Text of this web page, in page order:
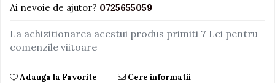
De plus
Fotolii gonflabile
Ai nevoie de ajutor? 0725655059
La achizitionarea acestui produs primiti 7 Lei pentru
comenzile viitoare
Adauga la Favorite Cere informatii